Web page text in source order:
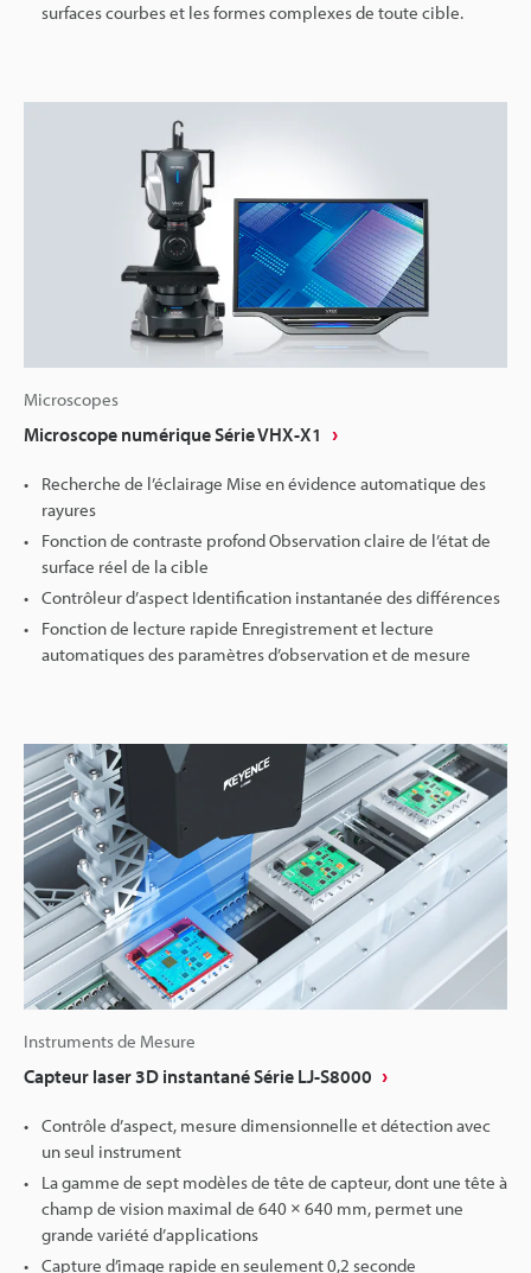
surfaces courbes et les formes complexes de toute cible.
Microscopes
Microscope numérique Série VHX-X1
Recherche de l’éclairage Mise en évidence automatique des
rayures
Fonction de contraste profond Observation claire de l’état de
surface réel de la cible
Contrôleur d’aspect Identification instantanée des différences
Fonction de lecture rapide Enregistrement et lecture
automatiques des paramètres d’observation et de mesure
Instruments de Mesure
Capteur laser 3D instantané Série LJ-S8000
Contrôle d’aspect, mesure dimensionnelle et détection avec
un seul instrument
La gamme de sept modèles de tête de capteur, dont une tête à
champ de vision maximal de 640 × 640 mm, permet une
grande variété d’applications
Capture d’image rapide en seulement 0,2 seconde